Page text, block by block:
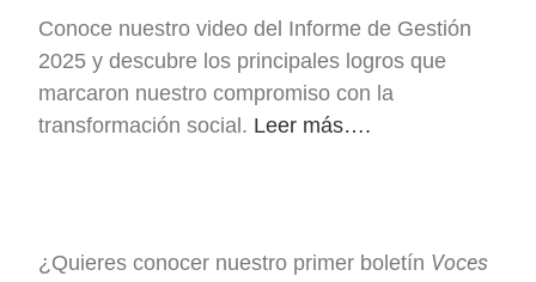
Conoce nuestro video del Informe de Gestión
2025 y descubre los principales logros que
marcaron nuestro compromiso con la
transformación social. Leer más….
¿Quieres conocer nuestro primer boletín Voces